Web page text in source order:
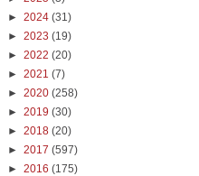
► 2024 (31)
► 2023 (19)
► 2022 (20)
► 2021 (7)
► 2020 (258)
► 2019 (30)
► 2018 (20)
► 2017 (597)
► 2016 (175)